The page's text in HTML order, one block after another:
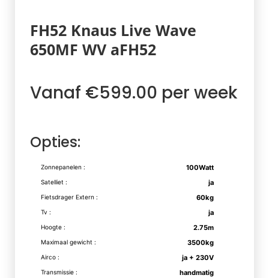
FH52 Knaus Live Wave
650MF WV aFH52
Vanaf €599.00 per week
Opties:
Zonnepanelen : 100Watt
Satelliet : ja
Fietsdrager Extern : 60kg
Tv : ja
Hoogte : 2.75m
Maximaal gewicht : 3500kg
Airco : ja + 230V
Transmissie : handmatig